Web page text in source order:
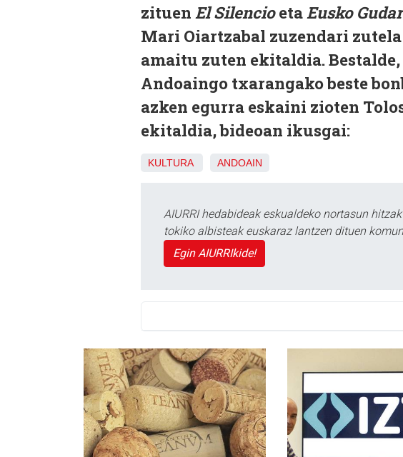
zituen El SilencioetaEusko
Mari Oiartzabal zuzendari zutela
amaitu zuten ekitaldia. Bestalde,
Andoaingo txarangako beste
azken egurra eskaini zioten
ekitaldia, bideoan ikusgai:
KULTURA ANDOAIN
AIURRI hedabideak eskualdeko nortasun
tokiko albisteak euskaraz lantzen dituen
Egin AIURRIkide!